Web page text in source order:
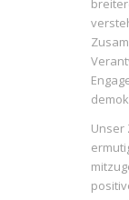
Unser